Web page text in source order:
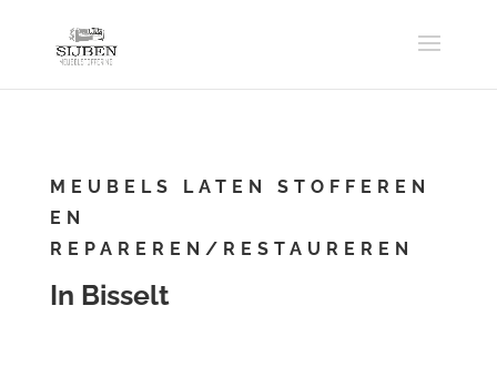
MEUBELS LATEN STOFFEREN
EN
REPAREREN/RESTAUREREN
In Bisselt